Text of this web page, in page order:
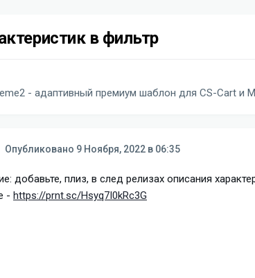
в фильтр
- адаптивный премиум шаблон для CS-Cart и
Опубликовано 9 Ноября, 2022 в 06:35
добавьте, плиз, в след релизах описания
- https://prnt.sc/Hsyq7I0kRc3G